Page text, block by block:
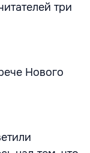
три
Нового